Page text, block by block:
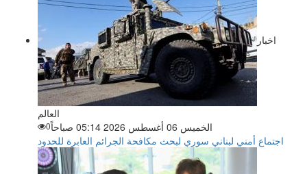
اخبار
العالم
الخميس 06 أغسطس 2026 05:14 صباحاً
0
اجتماع أمني لبناني سوري لبحث مكافحة الجرائم العابرة للحدود